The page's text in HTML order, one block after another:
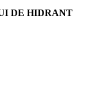
DE HIDRANT